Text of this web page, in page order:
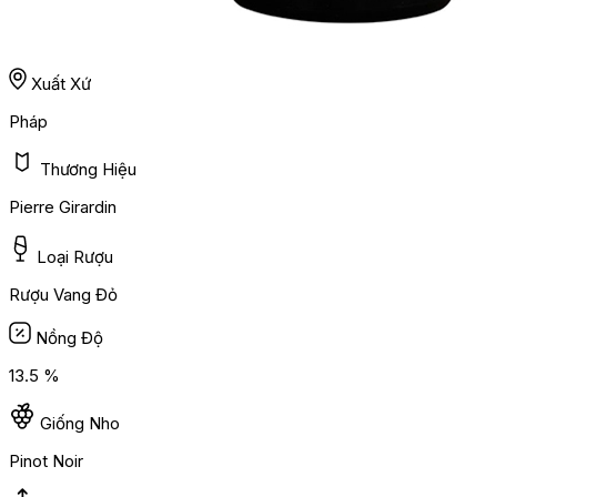
Xuất Xứ
Pháp
Thương Hiệu
Pierre Girardin
Loại Rượu
Rượu Vang Đỏ
Nồng Độ
13.5 %
Giống Nho
Pinot Noir